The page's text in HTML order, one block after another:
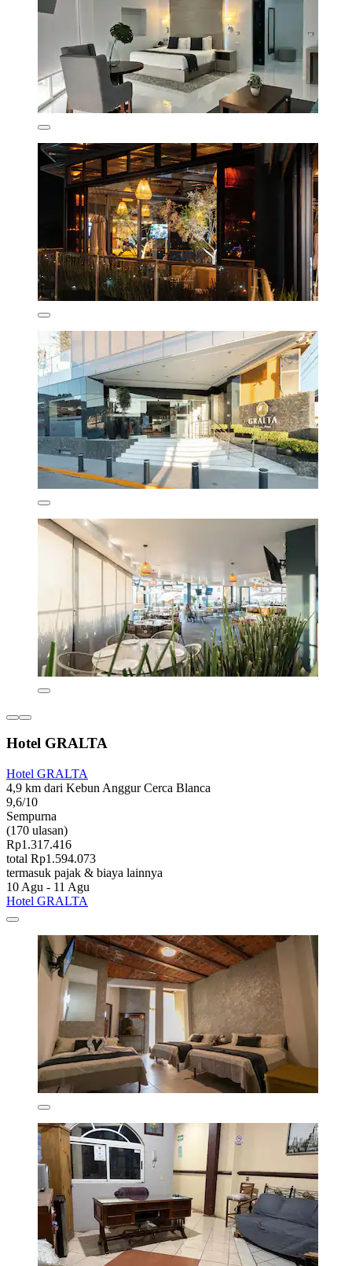
Hotel GRALTA
Hotel GRALTA
4,9 km dari Kebun Anggur Cerca Blanca
9,6/10
Sempurna
(170 ulasan)
Rp1.317.416
total Rp1.594.073
termasuk pajak & biaya lainnya
10 Agu - 11 Agu
Hotel GRALTA